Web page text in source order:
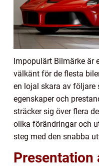
Impopulärt Bilmärke är
välkänt för de flesta
en lojal skara av följare
egenskaper och
sträcker sig över flera
olika förändringar och
steg med den snabba
Presentation